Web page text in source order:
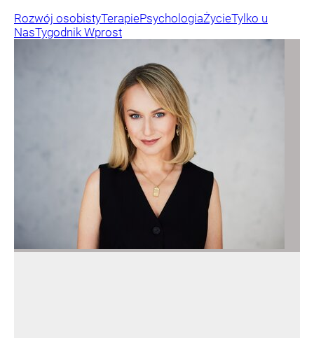
Rozwój osobistyTerapiePsychologiaŻycieTylko u
NasTygodnik Wprost